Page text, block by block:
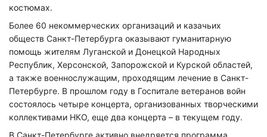
костюмах.
Более 60 некоммерческих организаций и казачьих
обществ Санкт-Петербурга оказывают гуманитарную
помощь жителям Луганской и Донецкой Народных
Республик, Херсонской, Запорожской и Курской областей,
а также военнослужащим, проходящим лечение в Санкт-
Петербурге. В прошлом году в Госпитале ветеранов войн
состоялось четыре концерта, организованных творческими
коллективами НКО, еще два концерта – в текущем году.
В Санкт-Петербурге активно внедряется программа